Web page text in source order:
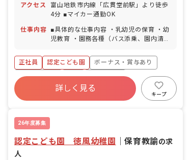
アクセス
富山地鉄市内線「広貫堂前駅」より徒歩
4分 ■マイカー通勤OK
仕事内容
■具体的な仕事内容 ・乳幼児の保育 ・幼
児教育 ・園務各種（バス添乗、園内清
正社員
認定こども園
ボーナス・賞与あり
社会保険完備
有給
退職金制度
昇給昇進あり
詳しく見る
キープ
26年度募集
認定こども園 徳風幼稚園 ｜保育教諭の求
人